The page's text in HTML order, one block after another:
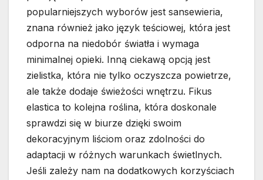
popularniejszych wyborów jest sansewieria,
znana również jako język teściowej, która jest
odporna na niedobór światła i wymaga
minimalnej opieki. Inną ciekawą opcją jest
zielistka, która nie tylko oczyszcza powietrze,
ale także dodaje świeżości wnętrzu. Fikus
elastica to kolejna roślina, która doskonale
sprawdzi się w biurze dzięki swoim
dekoracyjnym liściom oraz zdolności do
adaptacji w różnych warunkach świetlnych.
Jeśli zależy nam na dodatkowych korzyściach